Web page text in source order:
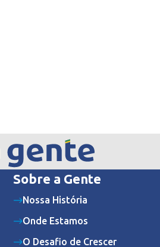
Sobre a Gente
Nossa História
Onde Estamos
O Desafio de Crescer